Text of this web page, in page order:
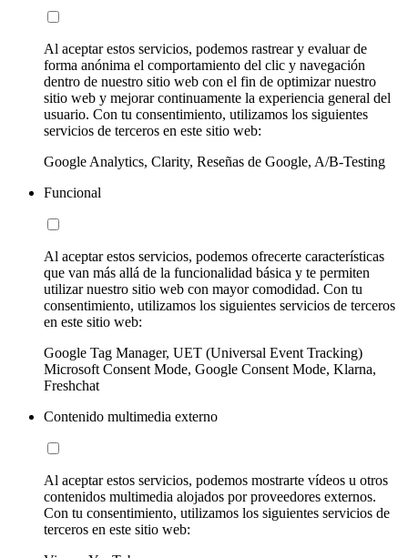
Al aceptar estos servicios, podemos rastrear y evaluar de
forma anónima el comportamiento del clic y navegación
dentro de nuestro sitio web con el fin de optimizar nuestro
sitio web y mejorar continuamente la experiencia general del
usuario. Con tu consentimiento, utilizamos los siguientes
servicios de terceros en este sitio web:
Google Analytics, Clarity, Reseñas de Google, A/B-Testing
Funcional
Al aceptar estos servicios, podemos ofrecerte características
que van más allá de la funcionalidad básica y te permiten
utilizar nuestro sitio web con mayor comodidad. Con tu
consentimiento, utilizamos los siguientes servicios de terceros
en este sitio web:
Google Tag Manager, UET (Universal Event Tracking)
Microsoft Consent Mode, Google Consent Mode, Klarna,
Freshchat
Contenido multimedia externo
Al aceptar estos servicios, podemos mostrarte vídeos u otros
contenidos multimedia alojados por proveedores externos.
Con tu consentimiento, utilizamos los siguientes servicios de
terceros en este sitio web: